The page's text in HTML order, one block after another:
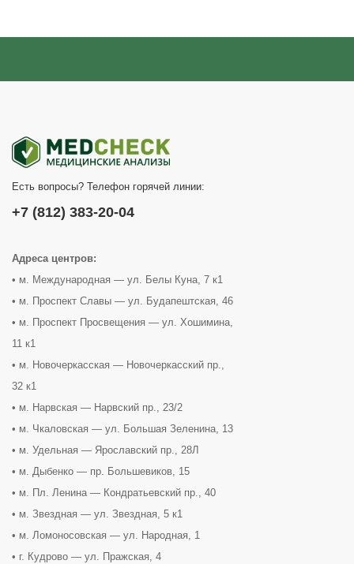
Есть вопросы? Телефон горячей линии:
+7 (812) 383-20-04
Адреса центров:
• м. Международная — ул. Белы Куна, 7 к1
• м. Проспект Славы — ул. Будапештская, 46
• м. Проспект Просвещения — ул. Хошимина,
11 к1
• м. Новочеркасская — Новочеркасский пр.,
32 к1
• м. Нарвская — Нарвский пр., 23/2
• м. Чкаловская — ул. Большая Зеленина, 13
• м. Удельная — Ярославский пр., 28Л
• м. Дыбенко — пр. Большевиков, 15
• м. Пл. Ленина — Кондратьевский пр., 40
• м. Звездная — ул. Звездная, 5 к1
• м. Ломоносовская — ул. Народная, 1
• г. Кудрово — ул. Пражская, 4